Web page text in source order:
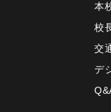
本
校
交
デ